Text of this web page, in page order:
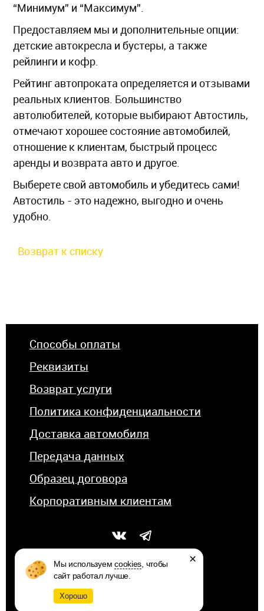
“Минимум” и “Максимум”.
Предоставляем мы и дополнительные опции:
детские автокресла и бустеры, а также
рейлинги и кофр.
Рейтинг автопроката определяется и отзывами
реальных клиентов. Большинство
автолюбителей, которые выбирают Автостиль,
отмечают хорошее состояние автомобилей,
отношение к клиентам, быстрый процесс
аренды и возврата авто и другое.
Выберете свой автомобиль и убедитесь сами!
Автостиль - это надежно, выгодно и очень
удобно.
Возврат к списку
Способы оплаты
Реквизиты
Возврат услуги
Политика конфиденциальности
Доставка автомобиля
Передача данных
Образец договора
Корпоративным клиентам
© 2026 КОМПАНИЯ «АВТОСТИЛЬ»
Мы используемcookies , чтобы
сайт работал лучше.
Хорошо
×